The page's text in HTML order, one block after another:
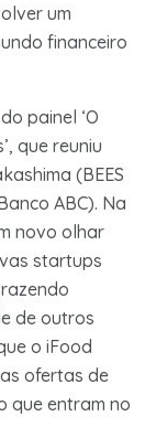
um
financeiro
painel ‘O
que reuniu
(BEES
ABC). Na
novo olhar
startups
de outros
o iFood
ofertas de
que entram no